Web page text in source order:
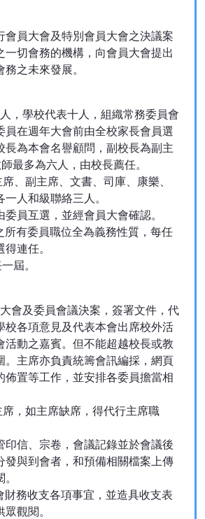
會員大會及特別會員大會之決議案
一切會務的機構，向會員大會提出
之未來發展。
，學校代表十人，組織常務委員會
員在週年大會前由全校家長會員選
長為本會名譽顧問，副校長為副主
師最多為六人，由校長薦任。
、副主席、文書、司庫、康樂、
各一人和級聯絡三人。
員互選，並經會員大會確認。
有委員職位全為義務性質，每任
連任。
屆。
會及委員會議決案，簽署文件，代
校各項意見及代表本會出席校外活
活動之嘉賓。但不能超越校長或教
。主席亦負責統籌會訊編採，網頁
佈置等工作，並安排各委員擔當相
，如主席缺席，得代行主席職
信、宗卷，會議記錄並於會議後
發與到會者，和預備相關檔案上傳
務收支各項事宜，並造具收支表
觀閱。